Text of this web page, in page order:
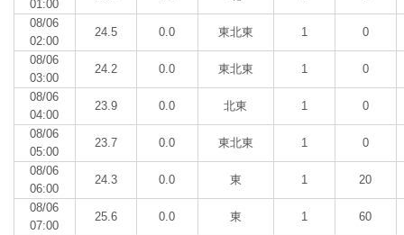
01:00
08/06
02:00
24.5 0.0 東北東 1 0
08/06
03:00
24.2 0.0 東北東 1 0
08/06
04:00
23.9 0.0 北東 1 0
08/06
05:00
23.7 0.0 東北東 1 0
08/06
06:00
24.3 0.0 東 1 20
08/06
07:00
25.6 0.0 東 1 60